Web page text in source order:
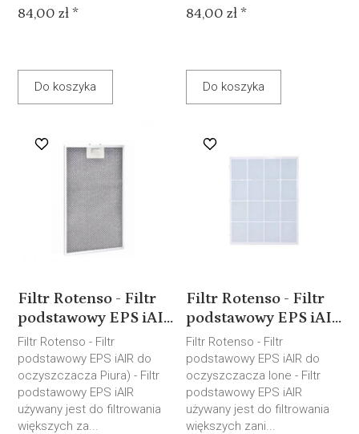
84,00 zł *
Do koszyka
84,00 zł *
Do koszyka
Filtr Rotenso - Filtr
podstawowy EPS iAI...
Filtr Rotenso - Filtr
podstawowy EPS iAIR do
oczyszczacza Piura) - Filtr
podstawowy EPS iAIR
używany jest do filtrowania
większych za...
Filtr Rotenso - Filtr
podstawowy EPS iAI...
Filtr Rotenso - Filtr
podstawowy EPS iAIR do
oczyszczacza Ione - Filtr
podstawowy EPS iAIR
używany jest do filtrowania
większych zani...